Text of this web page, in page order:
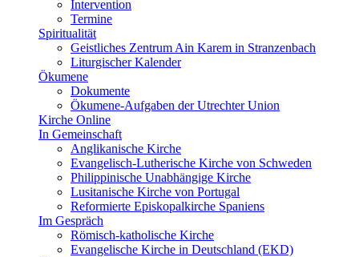
Intervention
Termine
Spiritualität
Geistliches Zentrum Ain Karem in Stranzenbach
Liturgischer Kalender
Ökumene
Dokumente
Ökumene-Aufgaben der Utrechter Union
Kirche Online
In Gemeinschaft
Anglikanische Kirche
Evangelisch-Lutherische Kirche von Schweden
Philippinische Unabhängige Kirche
Lusitanische Kirche von Portugal
Reformierte Episkopalkirche Spaniens
Im Gespräch
Römisch-katholische Kirche
Evangelische Kirche in Deutschland (EKD)